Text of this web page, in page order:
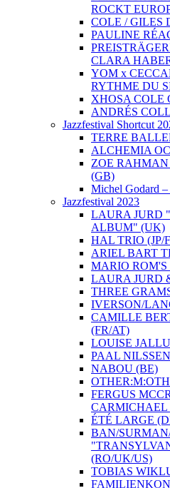
ROCKT
COLE / GILES
PAULINE
CLARA
YOM x
RYTHME DU
XHOSA COLE
ANDRÉS
Jazzfestival Shortcut
TERRE
ALCHEMIA
ZOE RAHMAN
(GB)
Michel Godard –
Jazzfestival 2023
LAURA JURD
ALBUM" (UK)
HAL TRIO (JP/
ARIEL BART
MARIO
LAURA JURD
THREE
IVERSON/
CAMILLE
(FR/AT)
LOUISE
PAAL
NABOU (BE)
FERGUS
CARMICHAEL
ÉTÉ LARGE
BAN/
(RO/UK/US)
TOBIAS